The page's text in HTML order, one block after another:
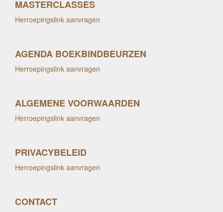
MASTERCLASSES
Herroepingslink aanvragen
AGENDA BOEKBINDBEURZEN
Herroepingslink aanvragen
ALGEMENE VOORWAARDEN
Herroepingslink aanvragen
PRIVACYBELEID
Herroepingslink aanvragen
CONTACT